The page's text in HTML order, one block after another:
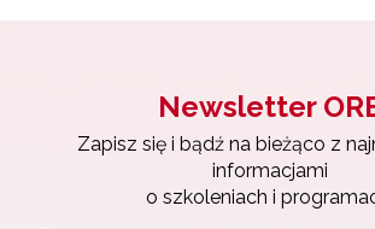
Newsletter
Zapisz się i bądź na bieżąco z
informacjami
o szkoleniach i
Zapisz się i bądź na bieżąco z
informacjami
o szkoleniach i programach.
Adres e-mail: